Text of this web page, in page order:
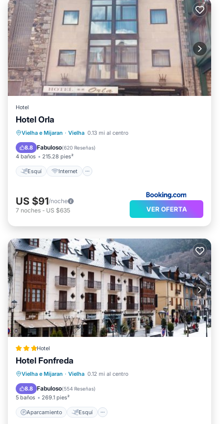
Hotel
Hotel Orla
Vielha e Mijaran · Vielha 0.13 mi al centro
8.8 Fabuloso(620 Reseñas)
4 baños 215.28 pies²
Esquí Internet
Esquí Internet
Accesibilidad
TV
US $91/noche
7 noches - US $635 VER OFERTA
Hotel
Hotel Fonfreda
Vielha e Mijaran · Vielha 0.12 mi al centro
8.8 Fabuloso(554 Reseñas)
5 baños 269.1 pies²
Aparcamiento Esquí
Aparcamiento
Esquí
Balcón/Terraza